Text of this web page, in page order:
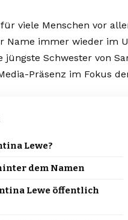
viele Menschen vor
Name immer wieder im
jüngste Schwester von
Präsenz im Fokus
Lewe?
dem Namen
Lewe öffentlich